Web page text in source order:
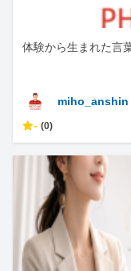
体験から生まれた言
miho_anshin
- (0)